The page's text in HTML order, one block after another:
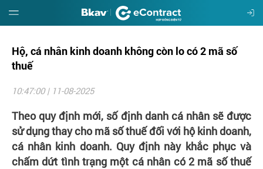
Giới
thiệu
Hướng
dẫn
Đặt
mua
Hộ, cá nhân kinh doanh không còn lo có 2 mã số
thuế
10:47:00 | 11-08-2025
Theo quy định mới, số định danh cá nhân sẽ được
sử dụng thay cho mã số thuế đối với hộ kinh doanh,
cá nhân kinh doanh. Quy định này khắc phục và
chấm dứt tình trạng một cá nhân có 2 mã số thuế